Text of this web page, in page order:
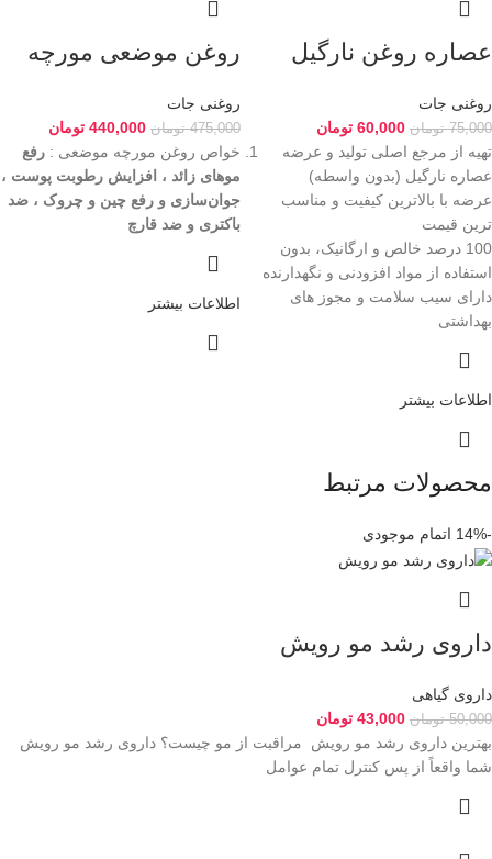
عصاره روغن نارگیل
روغنی جات
75,000 تومان 60,000 تومان
تهیه از مرجع اصلی تولید و عرضه
عصاره نارگیل (بدون واسطه)
عرضه با بالاترین کیفیت و مناسب
ترین قیمت
100 درصد خالص و ارگانیک، بدون
استفاده از مواد افزودنی و نگهدارنده
دارای سیب سلامت و مجوز های
بهداشتی
اطلاعات بیشتر
روغن موضعی مورچه
روغنی جات
475,000 تومان 440,000 تومان
خواص روغن مورچه موضعی : رفع
موهای زائد ، افزایش رطوبت پوست ،
جوان‌سازی و رفع چین و چروک ، ضد
باکتری و ضد قارچ
اطلاعات بیشتر
محصولات مرتبط
-14% اتمام موجودی
داروی رشد مو رویش
داروی گیاهی
50,000 تومان 43,000 تومان
بهترین داروی رشد مو رویش مراقبت از مو چیست؟ داروی رشد مو رویش
شما واقعاً از پس کنترل تمام عوامل